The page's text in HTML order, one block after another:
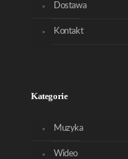
Dostawa
Kontakt
Kategorie
Muzyka
Wideo